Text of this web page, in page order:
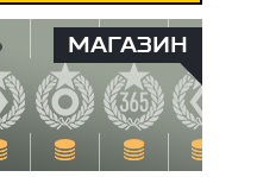
МАГАЗИН